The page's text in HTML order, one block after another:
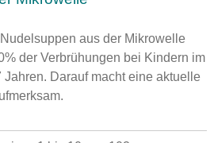
aus der Mikrowelle
der Verbrühungen bei Kindern im
Jahren. Darauf macht eine aktuelle